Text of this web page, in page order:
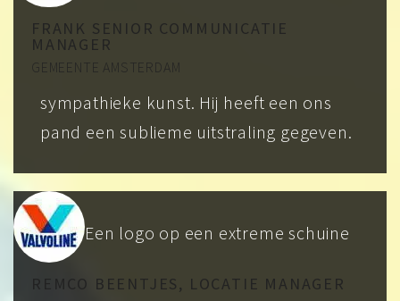
FRANK SENIOR COMMUNICATIE
MANAGER
GEMEENTE AMSTERDAM
sympathieke kunst. Hij heeft een ons
pand een sublieme uitstraling gegeven.
REMCO BEENTJES, LOCATIE MANAGER
Een logo op een extreme schuine